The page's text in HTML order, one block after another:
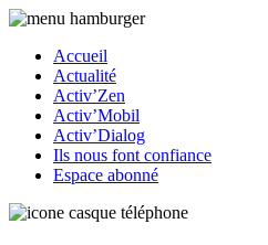
Accueil
Actualité
Activ’Zen
Activ’Mobil
Activ’Dialog
Ils nous font confiance
Espace abonné